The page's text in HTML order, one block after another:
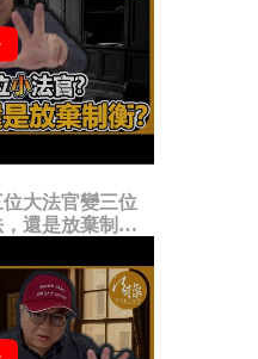
大法官變三位
還是放棄制衡